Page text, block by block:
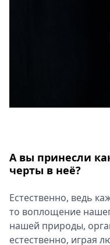
А вы принесли
черты в неё?
Естественно, ведь
то воплощение
нашей природы,
естественно, играя